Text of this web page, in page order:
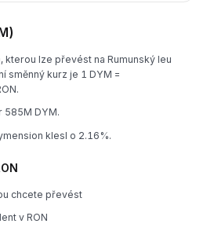
kterou lze převést na Rumunský leu
směnný kurz je 1 DYM =
585M DYM.
klesl o 2.16%.
chcete převést
v RON